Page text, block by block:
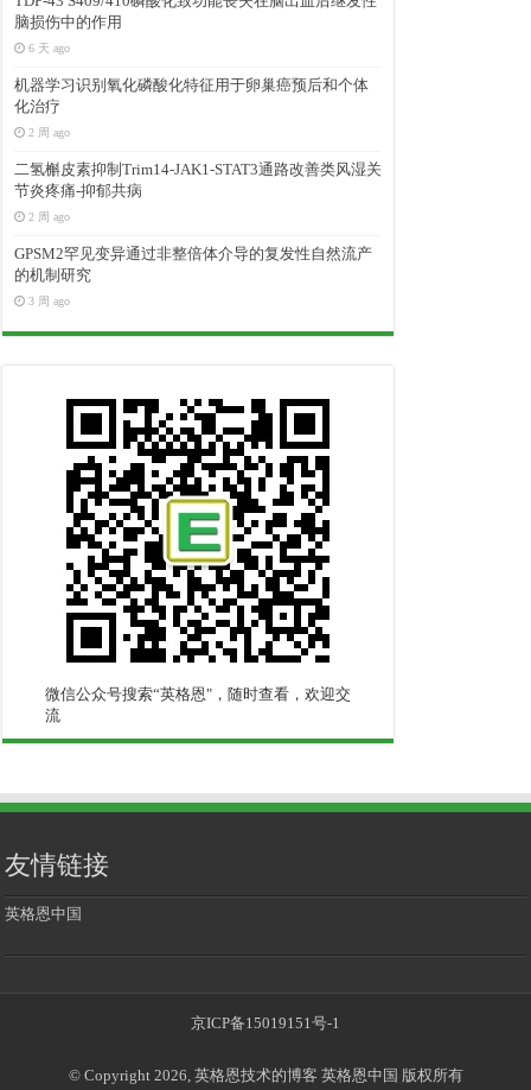
脑损伤中的作用
6 天 ago
机器学习识别氧化磷酸化特征用于卵巢癌预后和个体
化治疗
2 周 ago
二氢槲皮素抑制Trim14-JAK1-STAT3通路改善类风湿关
节炎疼痛-抑郁共病
2 周 ago
GPSM2罕见变异通过非整倍体介导的复发性自然流产
的机制研究
3 周 ago
微信公众号搜索“英格恩"，随时查看，欢迎交
流
友情链接
英格恩中国
京ICP备15019151号-1
© Copyright 2026, 英格恩技术的博客 英格恩中国 版权所有